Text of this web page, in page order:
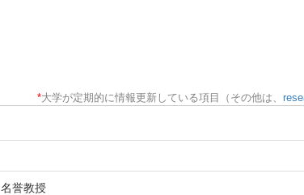
*大学が定期的に情報更新している項目（その他は、
名誉教授